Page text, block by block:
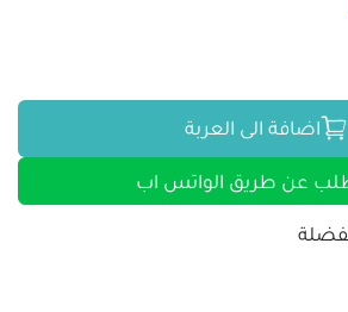
اضافة الى العربة
عن طريق الواتس اب